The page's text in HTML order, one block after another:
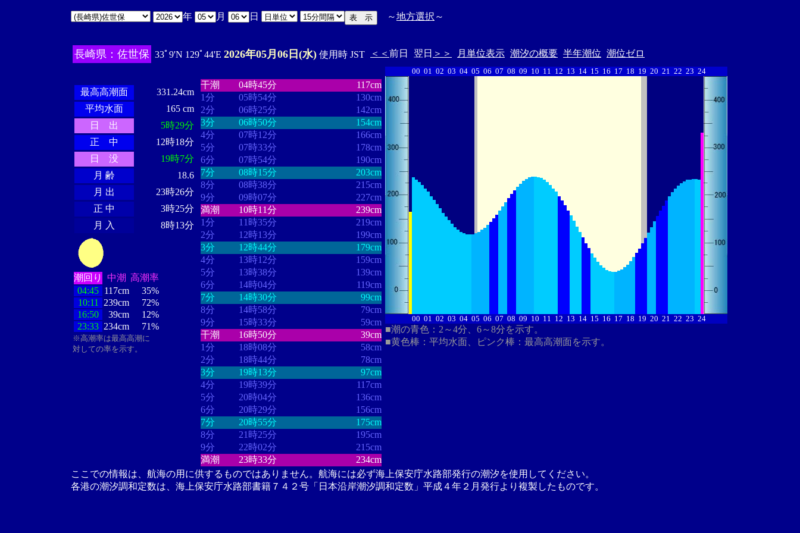
年 月 日 ～地方選択 ～
長崎県：佐世保 33ﾟ9'N 129ﾟ44'E 2026年05月06日(水) 使用時 JST ＜＜ 前日 翌日 ＞＞ 月単位表示 潮汐の概要 半年潮位 潮位ゼロ
最高高潮面
331.24cm
平均水面
165 cm
日 出
5時29分
正 中
12時18分
日 没
19時7分
月 齢
18.6
月 出
23時26分
正 中
3時25分
月 入
8時13分
潮回り 中潮 高潮率
04:45 117cm
35%
10:11
239cm
72%
16:50
39cm
12%
23:33 234cm 71%
※高潮率は最高高潮に
対しての率を示す。
干潮
04時45分
117cm
1分
05時54分
130cm
2分
06時25分
142cm
3分
06時50分
154cm
4分
07時12分
166cm
5分
07時33分
178cm
6分
07時54分
190cm
7分
08時15分
203cm
8分
08時38分
215cm
9分
09時07分
227cm
満潮
10時11分
239cm
1分
11時35分
219cm
2分
12時13分
199cm
3分
12時44分
179cm
4分
13時12分
159cm
5分
13時38分
139cm
6分
14時04分
119cm
7分
14時30分
99cm
8分
14時58分
79cm
9分
15時33分
59cm
干潮
16時50分
39cm
1分
18時08分
58cm
2分
18時44分
78cm
3分
19時13分
97cm
4分
19時39分
117cm
5分
20時04分
136cm
6分
20時29分
156cm
7分
20時55分
175cm
8分
21時25分
195cm
9分
22時02分
215cm
満潮
23時33分 234cm
00 01 02 03 04 05 06 07 08 09 10 11 12 13 14 15 16 17 18 19 20 21 22 23 24
00 01 02 03 04 05 06 07 08 09 10 11 12 13 14 15 16 17 18 19 20 21 22 23 24
■潮の青色：2～4分、6～8分を示す。
■黄色棒：平均水面、ピンク棒：最高高潮面を示す。
ここでの情報は、航海の用に供するものではありません。航海には必ず海上保安庁水路部発行の潮汐を使用してください。
各港の潮汐調和定数は、海上保安庁水路部書籍７４２号「日本沿岸潮汐調和定数」平成４年２月発行より複製したものです。